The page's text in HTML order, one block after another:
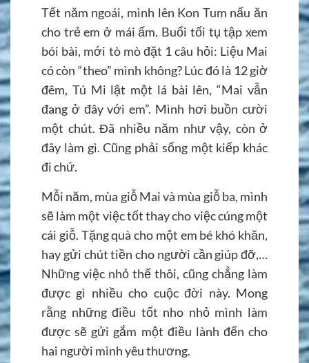
Tết năm ngoái, mình lên Kon Tum nấu ăn
cho trẻ em ở mái ấm. Buổi tối tụ tập xem
bói bài, mới tò mò đặt 1 câu hỏi: Liệu Mai
có còn “theo” mình không? Lúc đó là 12 giờ
đêm, Tú Mi lật một lá bài lên, “Mai vẫn
đang ở đây với em”. Mình hơi buồn cười
một chút. Đã nhiều năm như vậy, còn ở
đây làm gì. Cũng phải sống một kiếp khác
đi chứ.
Mỗi năm, mùa giỗ Mai và mùa giỗ ba, mình
sẽ làm một việc tốt thay cho việc cúng một
cái giỗ. Tặng quà cho một em bé khó khăn,
hay gửi chút tiền cho người cần giúp đỡ,…
Những việc nhỏ thế thôi, cũng chẳng làm
được gì nhiều cho cuộc đời này. Mong
rằng những điều tốt nho nhỏ mình làm
được sẽ gửi gắm một điều lành đến cho
hai người mình yêu thương.